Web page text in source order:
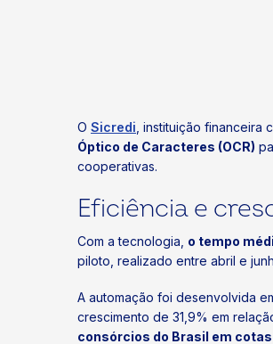
O Sicredi , instituição
Óptico de Caracteres (OCR)
cooperativas.
Eficiência e
Com a tecnologia, o tempo
piloto, realizado entre abril e
A automação foi desenvolvida
crescimento de 31,9% em
consórcios do Brasil em